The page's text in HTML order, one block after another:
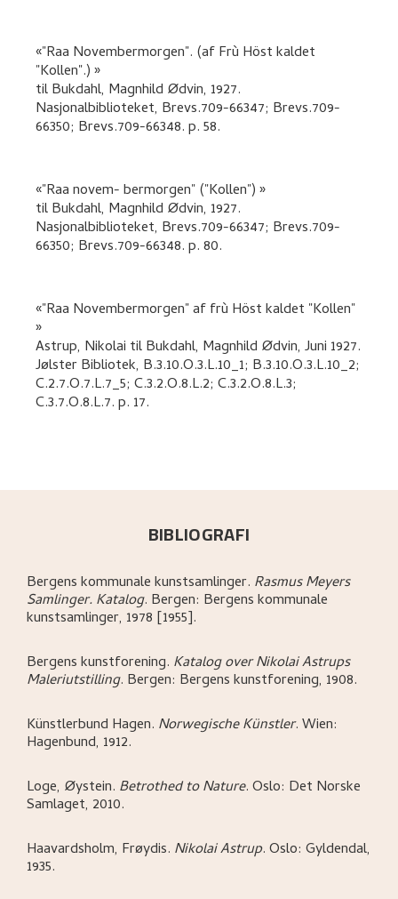
"Raa Novembermorgen". (af Frù Höst kaldet
"Kollen".)
tilBukdahl, Magnhild Ødvin, 1927.
Nasjonalbiblioteket, Brevs.709-66347; Brevs.709-
66350; Brevs.709-66348.p. 58.
"Raa novem- bermorgen" ("Kollen")
tilBukdahl, Magnhild Ødvin, 1927.
Nasjonalbiblioteket, Brevs.709-66347; Brevs.709-
66350; Brevs.709-66348.p. 80.
"Raa Novembermorgen" af frù Höst kaldet "Kollen"
Astrup, Nikolai tilBukdahl, Magnhild Ødvin, Juni 1927.
Jølster Bibliotek, B.3.10.O.3.L.10_1; B.3.10.O.3.L.10_2;
C.2.7.O.7.L.7_5; C.3.2.O.8.L.2; C.3.2.O.8.L.3;
C.3.7.O.8.L.7.p. 17.
BIBLIOGRAFI
Bergens kommunale kunstsamlinger. Rasmus Meyers
Samlinger. Katalog. Bergen: Bergens kommunale
kunstsamlinger, 1978 [1955].
Bergens kunstforening. Katalog over Nikolai Astrups
Maleriutstilling. Bergen: Bergens kunstforening, 1908.
Künstlerbund Hagen. Norwegische Künstler.Wien:
Hagenbund, 1912.
Loge, Øystein. Betrothed to Nature.Oslo: Det Norske
Samlaget, 2010.
Haavardsholm, Frøydis. Nikolai Astrup.Oslo: Gyldendal,
1935.